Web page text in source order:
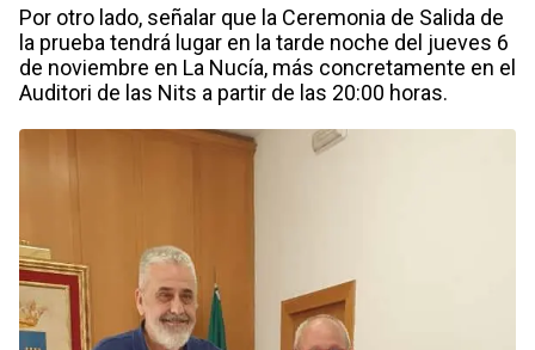
Por otro lado, señalar que la Ceremonia de Salida de
la prueba tendrá lugar en la tarde noche del jueves 6
de noviembre en La Nucía, más concretamente en el
Auditori de las Nits a partir de las 20:00 horas.